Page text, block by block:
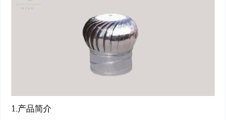
1.产品简介